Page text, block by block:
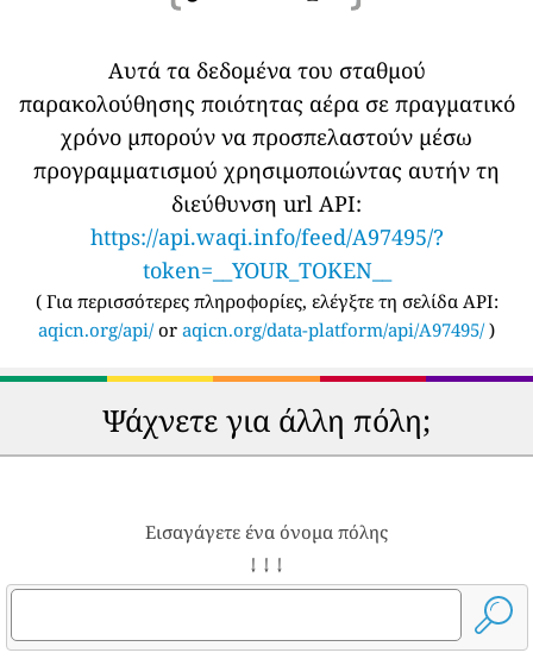
Αυτά τα δεδομένα του σταθμού
παρακολούθησης ποιότητας αέρα σε πραγματικό
χρόνο μπορούν να προσπελαστούν μέσω
προγραμματισμού χρησιμοποιώντας αυτήν τη
διεύθυνση url API:
https://api.waqi.info/feed/A97495/?
token=__YOUR_TOKEN__
( Για περισσότερες πληροφορίες, ελέγξτε τη σελίδα API:
aqicn.org/api/or aqicn.org/data-platform/api/A97495/)
Ψάχνετε για άλλη πόλη;
Εισαγάγετε ένα όνομα πόλης
↓ ↓ ↓